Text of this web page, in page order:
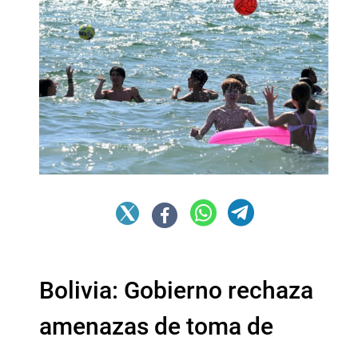
Bolivia: Gobierno rechaza
amenazas de toma de